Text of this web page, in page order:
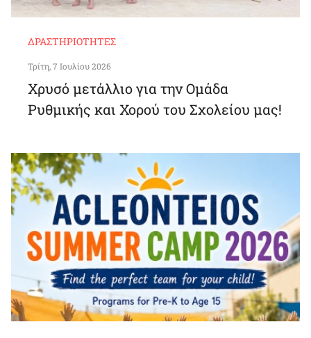
ΔΡΑΣΤΗΡΙΌΤΗΤΕΣ
Τρίτη, 7 Ιουλίου 2026
Χρυσό μετάλλιο για την Ομάδα
Ρυθμικής και Χορού του Σχολείου μας!